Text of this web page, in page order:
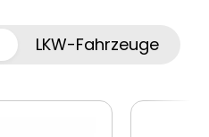
LKW-Fahrzeuge